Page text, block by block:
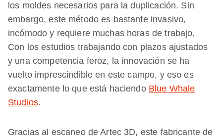
los moldes necesarios para la duplicación. Sin
embargo, este método es bastante invasivo,
incómodo y requiere muchas horas de trabajo.
Con los estudios trabajando con plazos ajustados
y una competencia feroz, la innovación se ha
vuelto imprescindible en este campo, y eso es
exactamente lo que está haciendo Blue Whale
Studios.
Gracias al escaneo de Artec 3D, este fabricante de